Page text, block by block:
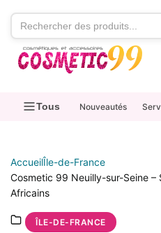
contenu
Tous Nouveautés
AccueilÎle-de-France
Cosmetic 99 Neuilly-sur-Seine –
Africains
ÎLE-DE-FRANCE